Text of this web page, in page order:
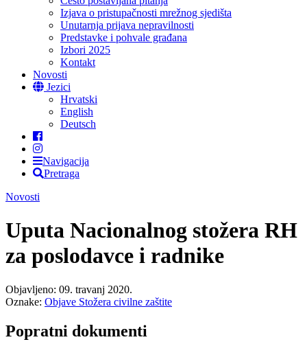
Izjava o pristupačnosti mrežnog sjedišta
Unutarnja prijava nepravilnosti
Predstavke i pohvale građana
Izbori 2025
Kontakt
Novosti
Jezici
Hrvatski
English
Deutsch
Navigacija
Pretraga
Novosti
Uputa Nacionalnog stožera RH
za poslodavce i radnike
Objavljeno: 09. travanj 2020.
Oznake: Objave Stožera civilne zaštite
Popratni dokumenti